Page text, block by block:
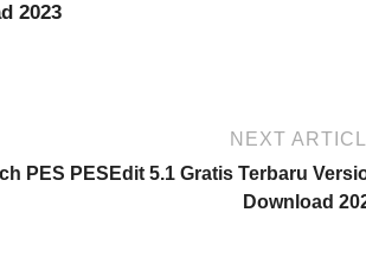
2023
NEXT
PES PESEdit 5.1 Gratis Terbaru
Download